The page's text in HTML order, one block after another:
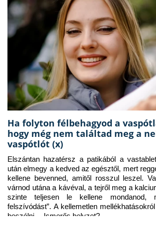
Ha folyton félbehagyod a
hogy még nem találtad meg a
vaspótlót (x)
Elszántan hazatérsz a patikából a
után elmegy a kedved az egésztől, mert
kellene bevenned, amitől rosszul leszel.
várnod utána a kávéval, a tejről meg a
szinte teljesen le kellene mondanod,
felszívódást”. A kellemetlen
beszélni… Ismerős helyzet?